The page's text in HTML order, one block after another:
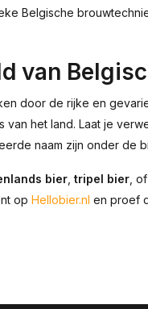
Belgische
van
door de rijke en
het land. Laat je
naam zijn onder de
bier tripel bier , of
op Hellobier.nl en proef